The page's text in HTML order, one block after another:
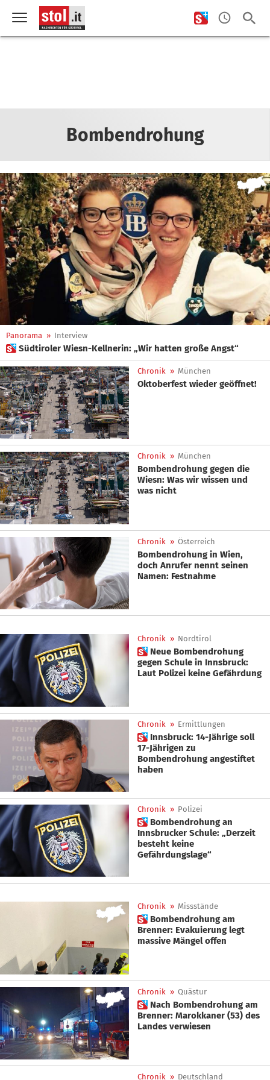
Bombendrohung
Panorama » Interview
 Südtiroler Wiesn-Kellnerin: „Wir hatten große Angst“
Chronik » München
Oktoberfest wieder geöffnet!
Chronik » München
Bombendrohung gegen die
Wiesn: Was wir wissen und
was nicht
Chronik » Österreich
Bombendrohung in Wien,
doch Anrufer nennt seinen
Namen: Festnahme
Chronik » Nordtirol
 Neue Bombendrohung
gegen Schule in Innsbruck:
Laut Polizei keine Gefährdung
Chronik » Ermittlungen
 Innsbruck: 14-Jährige soll
17-Jährigen zu
Bombendrohung angestiftet
haben
Chronik » Polizei
 Bombendrohung an
Innsbrucker Schule: „Derzeit
besteht keine
Gefährdungslage“
Chronik » Missstände
 Bombendrohung am
Brenner: Evakuierung legt
massive Mängel offen
Chronik » Quästur
 Nach Bombendrohung am
Brenner: Marokkaner (53) des
Landes verwiesen
Chronik » Deutschland